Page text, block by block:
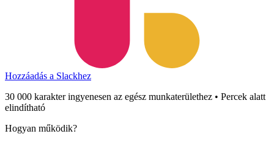
Hozzáadás a Slackhez
30 000 karakter ingyenesen az egész munkaterülethez • Percek alatt
elindítható
Hogyan működik?